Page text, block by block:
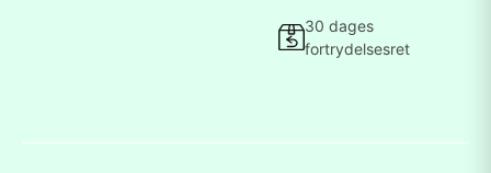
30 dages
fortrydelsesret